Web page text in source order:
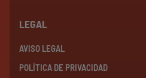
LEGAL
AVISO LEGAL
POLÍTICA DE PRIVACIDAD